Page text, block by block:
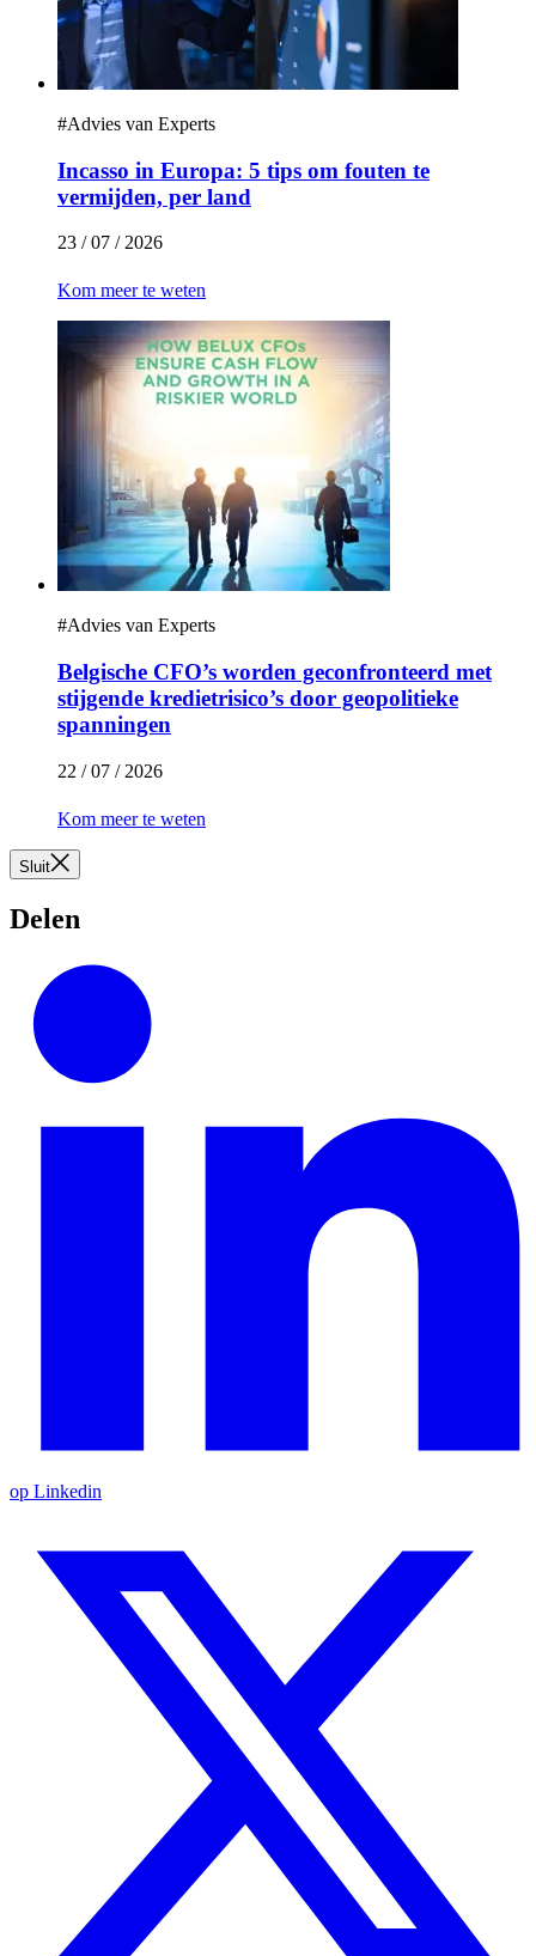
#Advies van Experts
Incasso in Europa: 5 tips om fouten te
vermijden, per land
23 / 07 / 2026
Kom meer te weten
#Advies van Experts
Belgische CFO’s worden geconfronteerd met
stijgende kredietrisico’s door geopolitieke
spanningen
22 / 07 / 2026
Kom meer te weten
Sluit
Delen
op Linkedin